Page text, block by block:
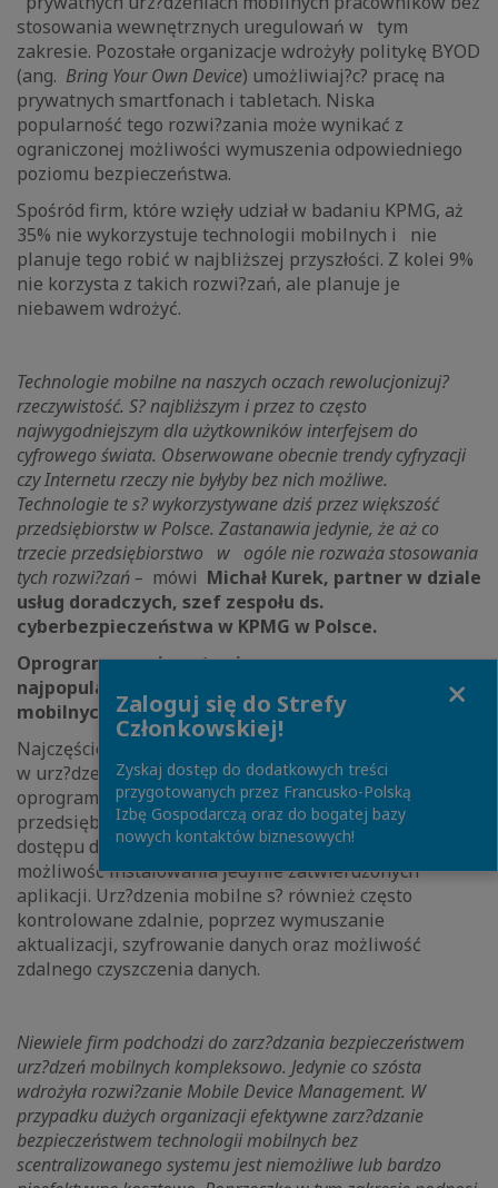
stosowania wewnętrznych uregulowań w tym
zakresie. Pozostałe organizacje wdrożyły politykę BYOD
(ang. Bring Your Own Device) umożliwiaj?c? pracę na
prywatnych smartfonach i tabletach. Niska
popularność tego rozwi?zania może wynikać z
ograniczonej możliwości wymuszenia odpowiedniego
poziomu bezpieczeństwa.
Spośród firm, które wzięły udział w badaniu KPMG, aż
35% nie wykorzystuje technologii mobilnych i nie
planuje tego robić w najbliższej przyszłości. Z kolei 9%
nie korzysta z takich rozwi?zań, ale planuje je
niebawem wdrożyć.
Technologie mobilne na naszych oczach rewolucjonizuj?
rzeczywistość. S? najbliższym i przez to często
najwygodniejszym dla użytkowników interfejsem do
cyfrowego świata. Obserwowane obecnie trendy cyfryzacji
czy Internetu rzeczy nie byłyby bez nich możliwe.
Technologie te s? wykorzystywane dziś przez większość
przedsiębiorstw w Polsce. Zastanawia jedynie, że aż co
trzecie przedsiębiorstwo w ogóle nie rozważa stosowania
tych rozwi?zań – mówi Michał Kurek, partner w dziale
usług doradczych, szef zespołu ds.
cyberbezpieczeństwa w KPMG w Polsce.
Oprogramowanie antywirusowe
najpopularniejszym zabezpieczeniem urz?dzeń
mobilnych
Najczęściej stosowanym zabezpieczeniem stosowanym
w urz?dzeniach mobilnych jest instalacja
oprogramowania antywirusowego. 7 na 10
przedsiębiorstw wymusza uwierzytelnianie w celu
dostępu do urz?dzenia, a ponad 60% organizacji daje
możliwość instalowania jedynie zatwierdzonych
aplikacji. Urz?dzenia mobilne s? również często
kontrolowane zdalnie, poprzez wymuszanie
aktualizacji, szyfrowanie danych oraz możliwość
zdalnego czyszczenia danych.
Niewiele firm podchodzi do zarz?dzania bezpieczeństwem
urz?dzeń mobilnych kompleksowo. Jedynie co szósta
wdrożyła rozwi?zanie Mobile Device Management. W
przypadku dużych organizacji efektywne zarz?dzanie
bezpieczeństwem technologii mobilnych bez
scentralizowanego systemu jest niemożliwe lub bardzo
Zaloguj się do Strefy
Członkowskiej!
Zyskaj dostęp do dodatkowych treści
przygotowanych przez Francusko-Polską
Izbę Gospodarczą oraz do bogatej bazy
nowych kontaktów biznesowych!